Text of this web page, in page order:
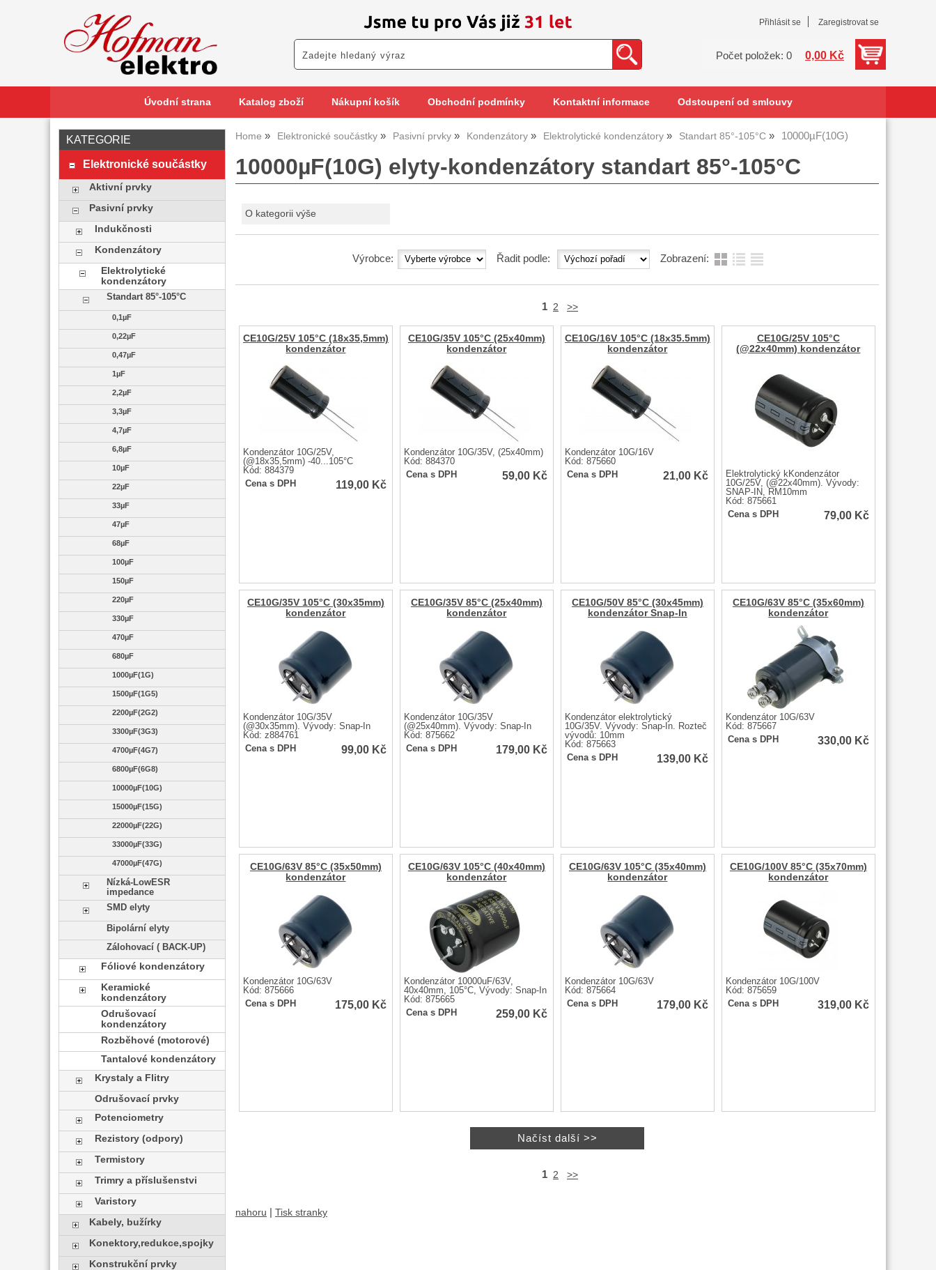
Přihlásit se Zaregistrovat se
Počet položek: 0 0,00 Kč
Úvodní strana Katalog zboží Nákupní košík Obchodní podmínky Kontaktní informace Odstoupení od smlouvy
Home Elektronické součástky Pasivní prvky Kondenzátory Elektrolytické kondenzátory Standart 85°-105°C 10000µF(10G)
10000µF(10G) elyty-kondenzátory standart 85°-105°C
O kategorii výše
Výrobce: Řadit podle: Zobrazení:
1 2 >>
CE10G/25V 105°C (18x35,5mm)
kondenzátor
Kondenzátor 10G/25V,
(@18x35,5mm) -40...105°C
Kód: 884379
Cena s DPH
119,00 Kč
CE10G/35V 105°C (25x40mm)
kondenzátor
Kondenzátor 10G/35V, (25x40mm)
Kód: 884370
Cena s DPH
59,00 Kč
CE10G/16V 105°C (18x35.5mm)
kondenzátor
Kondenzátor 10G/16V
Kód: 875660
Cena s DPH
21,00 Kč
CE10G/25V 105°C
(@22x40mm) kondenzátor
Elektrolytický kKondenzátor
10G/25V, (@22x40mm). Vývody:
SNAP-IN, RM10mm
Kód: 875661
Cena s DPH
79,00 Kč
CE10G/35V 105°C (30x35mm)
kondenzátor
Kondenzátor 10G/35V
(@30x35mm). Vývody: Snap-In
Kód: z884761
Cena s DPH
99,00 Kč
CE10G/35V 85°C (25x40mm)
kondenzátor
Kondenzátor 10G/35V
(@25x40mm). Vývody: Snap-In
Kód: 875662
Cena s DPH
179,00 Kč
CE10G/50V 85°C (30x45mm)
kondenzátor Snap-In
Kondenzátor elektrolytický
10G/35V. Vývody: Snap-In. Rozteč
vývodů: 10mm
Kód: 875663
Cena s DPH
139,00 Kč
CE10G/63V 85°C (35x60mm)
kondenzátor
Kondenzátor 10G/63V
Kód: 875667
Cena s DPH
330,00 Kč
CE10G/63V 85°C (35x50mm)
kondenzátor
Kondenzátor 10G/63V
Kód: 875666
Cena s DPH
175,00 Kč
CE10G/63V 105°C (40x40mm)
kondenzátor
Kondenzátor 10000uF/63V,
40x40mm, 105°C, Vývody: Snap-In
Kód: 875665
Cena s DPH
259,00 Kč
CE10G/63V 105°C (35x40mm)
kondenzátor
Kondenzátor 10G/63V
Kód: 875664
Cena s DPH
179,00 Kč
CE10G/100V 85°C (35x70mm)
kondenzátor
Kondenzátor 10G/100V
Kód: 875659
Cena s DPH
319,00 Kč
1 2 >>
nahoru Tisk stranky
KATEGORIE
Elektronické součástky
Aktivní prvky
Pasivní prvky
Indukčnosti
Kondenzátory
Elektrolytické
kondenzátory
Standart 85°-105°C
0,1µF
0,22µF
0,47µF
1µF
2,2µF
3,3µF
4,7µF
6,8µF
10µF
22µF
33µF
47µF
68µF
100µF
150µF
220µF
330µF
470µF
680µF
1000µF(1G)
1500µF(1G5)
2200µF(2G2)
3300µF(3G3)
4700µF(4G7)
6800µF(6G8)
10000µF(10G)
15000µF(15G)
22000µF(22G)
33000µF(33G)
47000µF(47G)
Nízká-LowESR
impedance
SMD elyty
Bipolární elyty
Zálohovací ( BACK-UP)
Fóliové kondenzátory
Keramické
kondenzátory
Odrušovací
kondenzátory
Rozběhové (motorové)
Tantalové kondenzátory
Krystaly a Flitry
Odrušovací prvky
Potenciometry
Rezistory (odpory)
Termistory
Trimry a příslušenstvi
Varistory
Kabely, bužírky
Konektory,redukce,spojky
Konstrukční prvky